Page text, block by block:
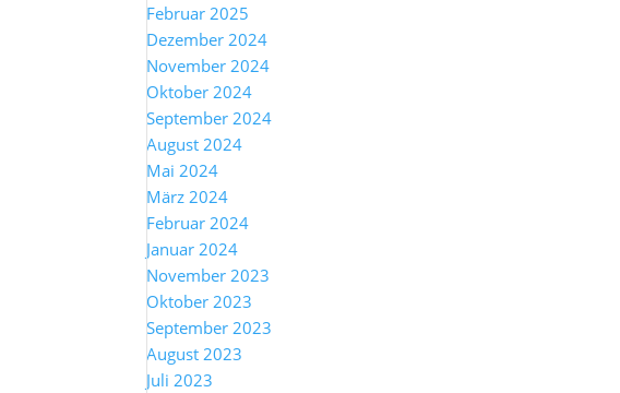
Februar 2025
Dezember 2024
November 2024
Oktober 2024
September 2024
August 2024
Mai 2024
März 2024
Februar 2024
Januar 2024
November 2023
Oktober 2023
September 2023
August 2023
Juli 2023